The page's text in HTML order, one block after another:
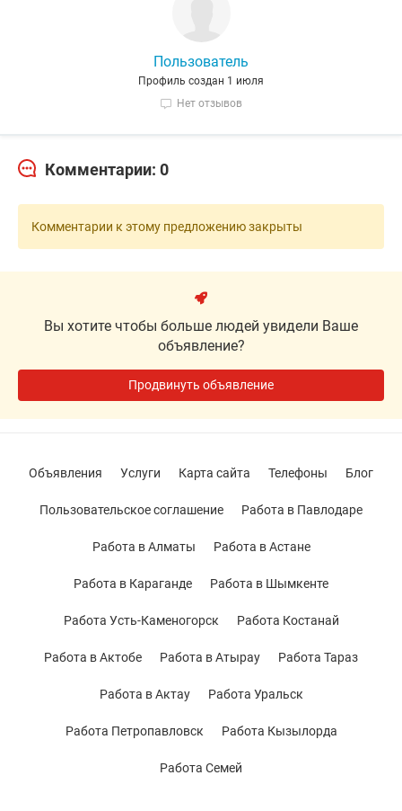
Пользователь
Профиль создан 1 июля
Нет отзывов
Комментарии: 0
Комментарии к этому предложению закрыты
Вы хотите чтобы больше людей увидели Ваше
объявление?
Продвинуть объявление
Объявления Услуги Карта сайта Телефоны Блог
Пользовательское соглашение Работа в Павлодаре
Работа в Алматы Работа в Астане
Работа в Караганде Работа в Шымкенте
Работа Усть-Каменогорск Работа Костанай
Работа в Актобе Работа в Атырау Работа Тараз
Работа в Актау Работа Уральск
Работа Петропавловск Работа Кызылорда
Работа Семей